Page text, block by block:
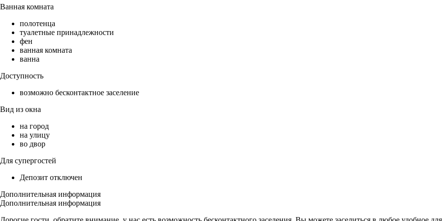
Ванная комната
полотенца
туалетные принадлежности
фен
ванная комната
ванна
Доступность
возможно бесконтактное заселение
Вид из окна
на город
на улицу
во двор
Для супергостей
Депозит отключен
Дополнительная информация
Дополнительная информация